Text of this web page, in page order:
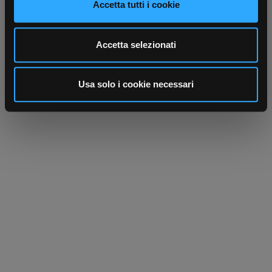
dalla Dichiarazione sui cookie.
Utilizziamo i cookie per personalizzare contenuti ed
analizzare il nostro traffico. Condividiamo inoltre
informazioni sul modo in cui utilizza il nostro sito con i
nostri partner che si occupano di analisi dei dati web,
pubblicità e social media, i quali potrebbero combinarle
Accetta tutti i cookie
Accetta selezionati
Usa solo i cookie necessari